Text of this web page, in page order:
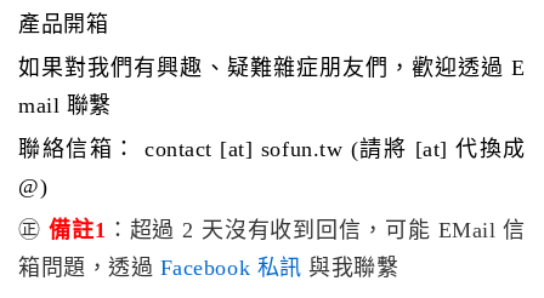
產品開箱
如果對我們有興趣、疑難雜症朋友們，歡迎透過 E
mail 聯繫
聯絡信箱： contact [at] sofun.tw (請將 [at] 代換成
@)
㊣ 備註1 ：超過 2 天沒有收到回信，可能 EMail 信
箱問題，透過 Facebook 私訊 與我聯繫